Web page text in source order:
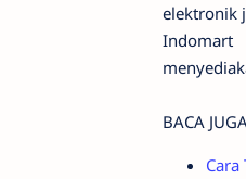
elektronik
Indomart
BACA JUGA
Cara